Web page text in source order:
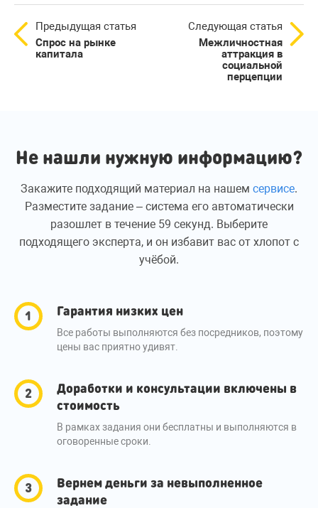
Предыдущая статья
Спрос на рынке
капитала
Следующая статья
Межличностная
аттракция в
социальной
перцепции
Не нашли нужную информацию?
Закажите подходящий материал на нашем сервисе.
Разместите задание – система его автоматически
разошлет в течение 59 секунд. Выберите
подходящего эксперта, и он избавит вас от хлопот с
учёбой.
Гарантия низких цен
Все работы выполняются без посредников, поэтому
цены вас приятно удивят.
Доработки и консультации включены в
стоимость
В рамках задания они бесплатны и выполняются в
оговоренные сроки.
Вернем деньги за невыполненное
задание